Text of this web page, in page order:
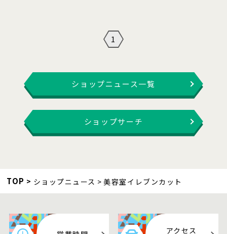
1
ショップニュース一覧
ショップサーチ
TOP ショップニュース 美容室イレブンカット
アクセス